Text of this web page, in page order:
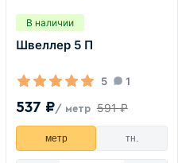
В наличии
Швеллер 5 П
5 1
537 ₽/ метр 591 ₽
метр тн.